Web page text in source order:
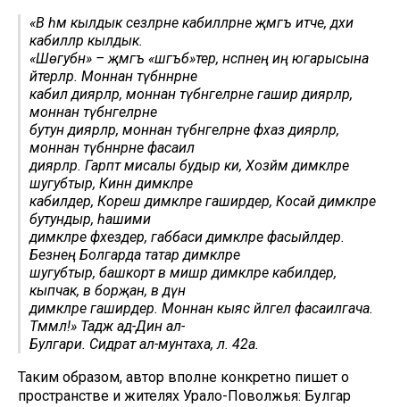
«Вә һәм кылдык сезләрне кабиләләрне җәмгъ итәче, дәхи
кабиләләр кылдык.
«Шөгубән» – җәмгъ «шәгъб»тер, нәсәпнең иң югарысына
әйтерләр. Моннан түбәннәрне
кабәил диярләр, моннан түбәнгеләрне гашәир диярләр,
моннан түбәнгеләрне
бутун диярләр, моннан түбәнгеләрне әфхаз диярләр,
моннан түбәннәрне фасаил
диярләр. Гарәптә мисалы будыр ки, Хозәймә димәкләре
шугубтыр, Кинәнә димәкләре
кабиләдер, Корәеш димәкләре гашәирдер, Косай димәкләре
бутундыр, һашими
димәкләре фәхездер, габбаси димәкләре фасыйләдер.
Безнең Болгарда татар димәкләре
шугубтыр, башкорт вә мишәр димәкләре кабәилдер,
кыпчак, вә борҗан, вә дүән
димәкләре гашәирдер. Моннан кыяс әйләгел фасаилгача.
Тәәммәл!» Тадж ад-Дин ал-
Булгари. Сидрат ал-мунтаха, л. 42а.
Таким образом, автор вполне конкретно пишет о
пространстве и жителях Урало-Поволжья: Булгар